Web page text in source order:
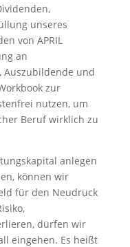
unseres
von APRIL
an
Auszubildende und
zur
nutzen, um
Beruf wirklich zu
anlegen
können wir
für den Neudruck
dürfen wir
eingehen. Es heißt